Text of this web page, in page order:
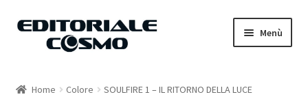
Vai
Vai
Menù
Home Colore SOULFIRE 1 – IL RITORNO DELLA LUCE